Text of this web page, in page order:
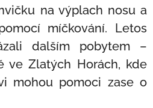
na výplach nosu a
míčkování. Letos
dalším pobytem –
ve Zlatých Horách, kde
mohou pomoci zase o